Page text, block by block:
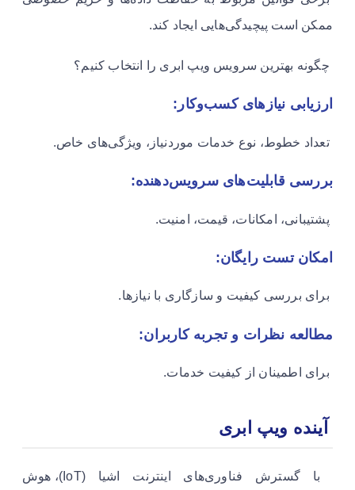
ممکن است پیچیدگی‌هایی ایجاد کند.
چگونه بهترین سرویس ویپ ابری را انتخاب کنیم؟
ارزیابی نیازهای کسب‌وکار:
تعداد خطوط، نوع خدمات موردنیاز، ویژگی‌های خاص.
بررسی قابلیت‌های سرویس‌دهنده:
پشتیبانی، امکانات، قیمت، امنیت.
امکان تست رایگان:
برای بررسی کیفیت و سازگاری با نیازها.
مطالعه نظرات و تجربه کاربران:
برای اطمینان از کیفیت خدمات.
آینده ویپ ابری
با گسترش فناوری‌های اینترنت اشیا (IoT)، هوش